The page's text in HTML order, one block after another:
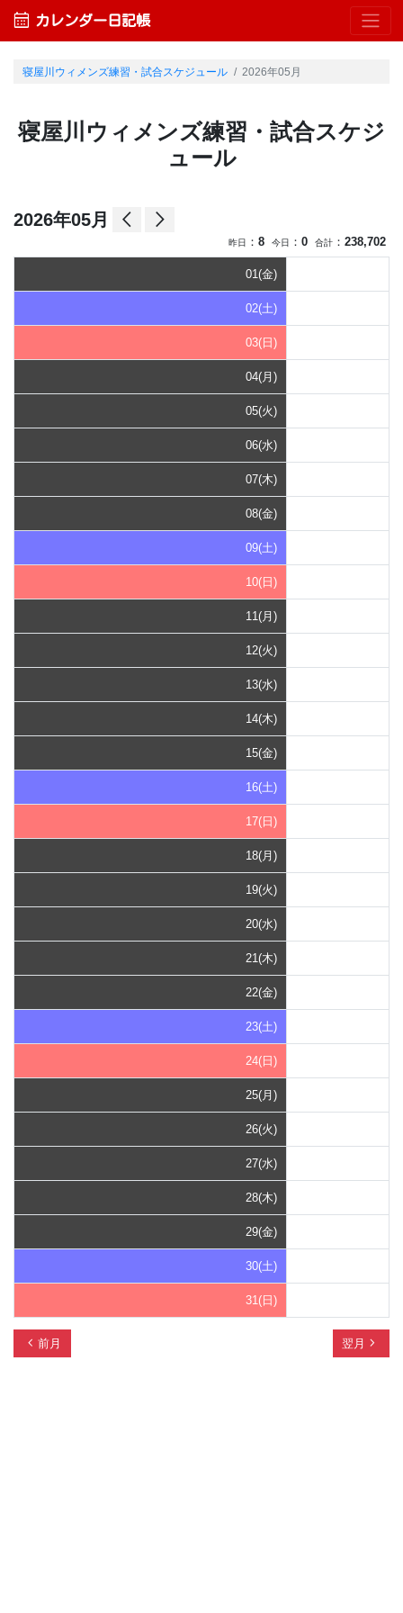
calendar_month カレンダー日記帳
寝屋川ウィメンズ練習・試合スケジュール 2026年05月
寝屋川ウィメンズ練習・試合スケジ
ュール
2026年05月 arrow_back_ios arrow_forward_ios
昨日 ： 8 今日 ： 0 合計 ： 238,702
01(金)
02(土)
03(日)
04(月)
05(火)
06(水)
07(木)
08(金)
09(土)
10(日)
11(月)
12(火)
13(水)
14(木)
15(金)
16(土)
17(日)
18(月)
19(火)
20(水)
21(木)
22(金)
23(土)
24(日)
25(月)
26(火)
27(水)
28(木)
29(金)
30(土)
31(日)
chevron_left 前月 翌月 navigate_next